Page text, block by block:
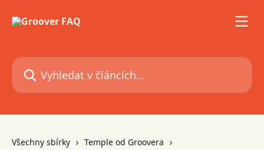
Vyhledat v článcích…
Všechny sbírky
Temple od Groovera